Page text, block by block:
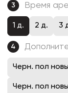
3 Время
1 д. 2 д. 3
4
Черн. пол
Черн. пол